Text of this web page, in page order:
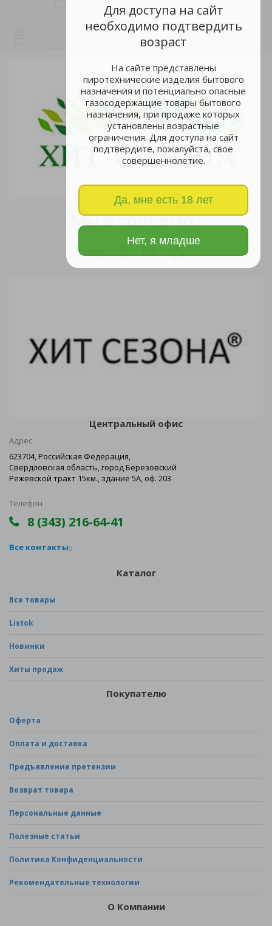
Для доступа на сайт
необходимо подтвердить
возраст
На сайте представлены
пиротехнические изделия бытового
назначения и потенциально опасные
газосодержащие товары бытового
назначения, при продаже которых
установлены возрастные
ограничения. Для доступа на сайт
подтвердите, пожалуйста, свое
совершеннолетие.
Да, мне есть 18 лет
Нет, я младше
Мы в соцсетях:
Центральный офис
Адрес
623704, Российская Федерация,
Свердловская область, город Березовский
Режевской тракт 15км., здание 5А, оф. 203
Телефон
8 (343) 216-64-41
Все контакты
Каталог
Все товары
Listok
Новинки
Хиты продаж
Покупателю
Оферта
Оплата и доставка
Предъявление претензии
Возврат товара
Персональные данные
Полезные статьи
Политика Конфиденциальности
Рекомендательные технологии
О Компании